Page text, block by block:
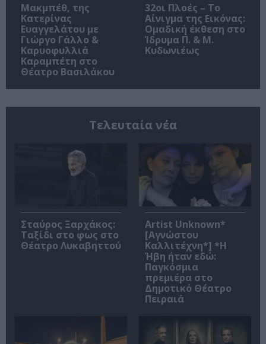
Μακμπέθ, της
Κατερίνας
Ευαγγελάτου με
Γιώργο Γάλλο &
Καρυοφυλλιά
Καραμπέτη στο
Θέατρο Βασιλάκου
32οι Πλοές – Το
Αίνιγμα της Εικόνας:
Ομαδική έκθεση στο
Ίδρυμα Π. & Μ.
Κυδωνιέως
Τελευταία νέα
Σταύρος Ξαρχάκος:
Ταξίδι στο φως στο
Θέατρο Λυκαβηττού
Artist Unknown*
[Αγνώστου
Καλλιτέχνη*] *Η
Ήβη ήταν εδώ:
Παγκόσμια
πρεμιέρα στο
Δημοτικό Θέατρο
Πειραιά